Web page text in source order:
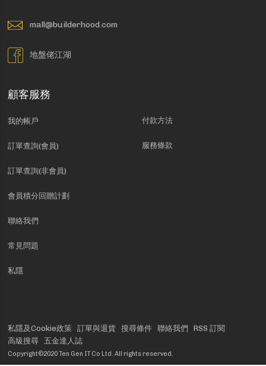
mall@builderhood.com
地盤佬江湖
顧客服務
我的帳戶
訂單查詢(會員)
訂單查詢(非會員)
會員積分回贈計劃
聯絡我們
常見問題
私隱
付款方法
服務條款
私隱及Cookie政策 訂單與退貨 搜尋條件 聯絡我們
RSS 訂閱
高級搜尋
五金達人誌
Copyright©2020 Ten Gen IT Co Ltd. All rights reserved.